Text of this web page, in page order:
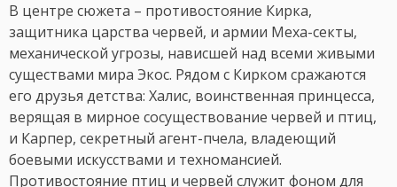
В центре сюжета – противостояние Кирка,
защитника царства червей, и армии Меха-секты,
механической угрозы, нависшей над всеми живыми
существами мира Экос. Рядом с Кирком сражаются
его друзья детства: Халис, воинственная принцесса,
верящая в мирное сосуществование червей и птиц,
и Карпер, секретный агент-пчела, владеющий
боевыми искусствами и технoмансией.
Противостояние птиц и червей служит фоном для